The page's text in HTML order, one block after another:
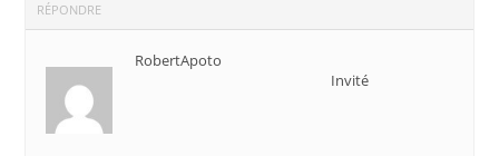
RÉPONDRE
RobertApoto
Invité